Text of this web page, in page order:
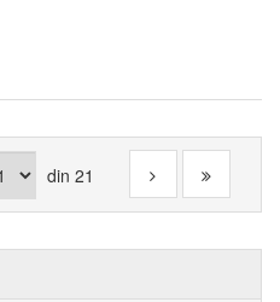
din 21